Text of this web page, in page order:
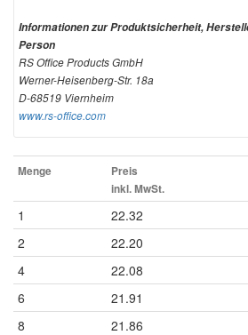
Informationen zur Produktsicherheit,
Person
RS Office Products GmbH
Werner-Heisenberg-Str. 18a
D-68519 Viernheim
www.rs-office.com
Menge
Preis
inkl. MwSt.
1 22.32
2 22.20
4 22.08
6 21.91
8 21.86